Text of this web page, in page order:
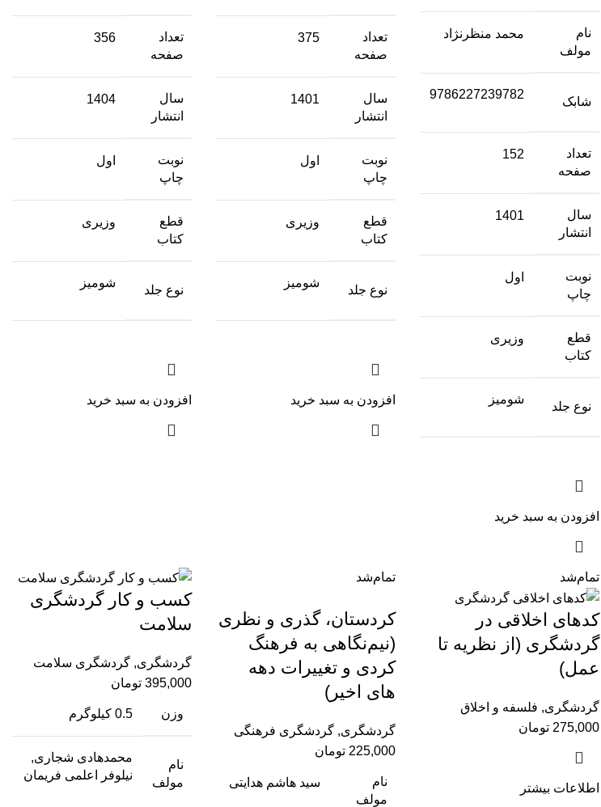
نام
مولف
محمد ‌منظرنژاد
شابک
9786227239782
تعداد
صفحه
152
سال
انتشار
1401
نوبت
چاپ
اول
قطع
کتاب
وزیری
نوع جلد
شومیز
افزودن به سبد خرید
تعداد
صفحه
375
سال
انتشار
1401
نوبت
چاپ
اول
قطع
کتاب
وزیری
نوع جلد
شومیز
افزودن به سبد خرید
تعداد
صفحه
356
سال
انتشار
1404
نوبت
چاپ
اول
قطع
کتاب
وزیری
نوع جلد
شومیز
افزودن به سبد خرید
تمام‌شد
کدهای اخلاقی در
گردشگری (از نظریه تا
عمل)
گردشگری, فلسفه و اخلاق
275,000 تومان
اطلاعات بیشتر
تمام‌شد
کردستان، گذری و نظری
(نیم‌نگاهی به فرهنگ
کردی و تغییرات دهه‌
های اخیر)
گردشگری, گردشگری فرهنگی
225,000 تومان
نام
مولف
سید هاشم هدایتی
کسب‌ و‌ کار گردشگری‌
سلامت
گردشگری, گردشگری سلامت
395,000 تومان
وزن 0.5 کیلوگرم
نام
مولف
محمدهادی شجاری,
نیلوفر اعلمی فریمان